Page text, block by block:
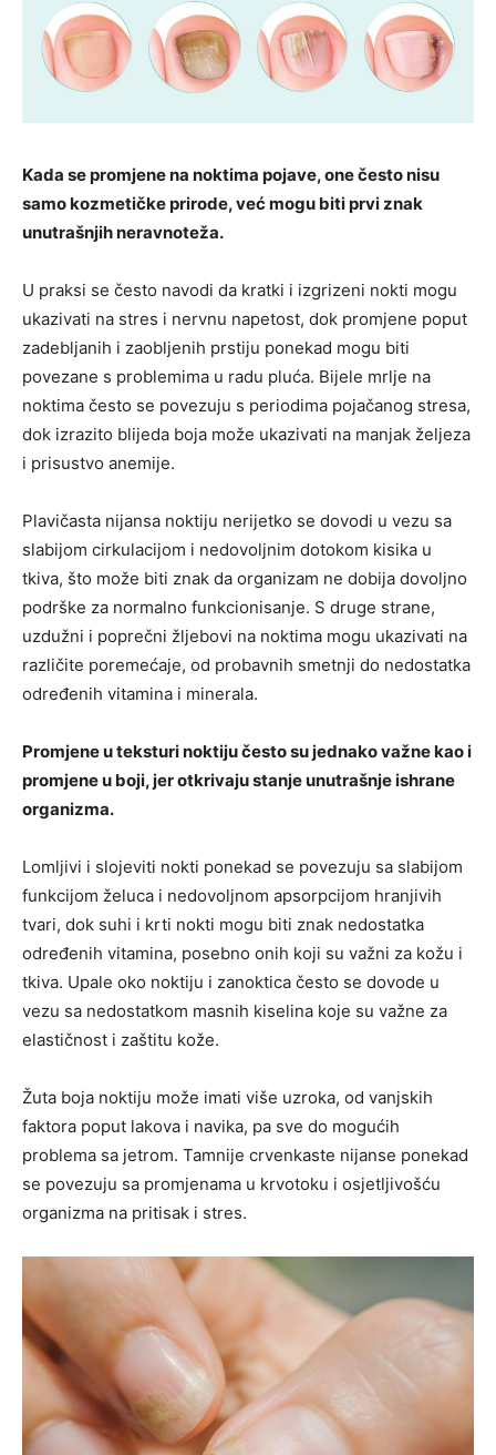
Kada se promjene na noktima pojave, one često nisu
samo kozmetičke prirode, već mogu biti prvi znak
unutrašnjih neravnoteža.
U praksi se često navodi da kratki i izgrizeni nokti mogu
ukazivati na stres i nervnu napetost, dok promjene poput
zadebljanih i zaobljenih prstiju ponekad mogu biti
povezane s problemima u radu pluća. Bijele mrlje na
noktima često se povezuju s periodima pojačanog stresa,
dok izrazito blijeda boja može ukazivati na manjak željeza
i prisustvo anemije.
Plavičasta nijansa noktiju nerijetko se dovodi u vezu sa
slabijom cirkulacijom i nedovoljnim dotokom kisika u
tkiva, što može biti znak da organizam ne dobija dovoljno
podrške za normalno funkcionisanje. S druge strane,
uzdužni i poprečni žljebovi na noktima mogu ukazivati na
različite poremećaje, od probavnih smetnji do nedostatka
određenih vitamina i minerala.
Promjene u teksturi noktiju često su jednako važne kao i
promjene u boji, jer otkrivaju stanje unutrašnje ishrane
organizma.
Lomljivi i slojeviti nokti ponekad se povezuju sa slabijom
funkcijom želuca i nedovoljnom apsorpcijom hranjivih
tvari, dok suhi i krti nokti mogu biti znak nedostatka
određenih vitamina, posebno onih koji su važni za kožu i
tkiva. Upale oko noktiju i zanoktica često se dovode u
vezu sa nedostatkom masnih kiselina koje su važne za
elastičnost i zaštitu kože.
Žuta boja noktiju može imati više uzroka, od vanjskih
faktora poput lakova i navika, pa sve do mogućih
problema sa jetrom. Tamnije crvenkaste nijanse ponekad
se povezuju sa promjenama u krvotoku i osjetljivošću
organizma na pritisak i stres.